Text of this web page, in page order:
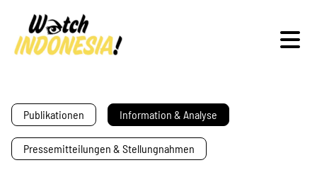
Schwerpunkte
Publikationen Information & Analyse
Pressemitteilungen & Stellungnahmen